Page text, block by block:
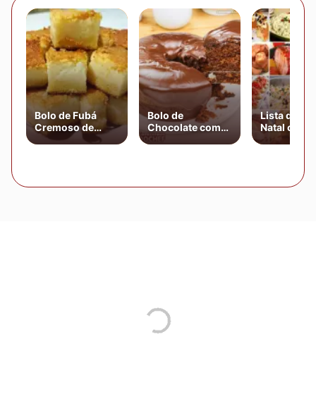
Bolo de Fubá
Cremoso de
Liquidificador
Bolo de
Chocolate com
Cobertura de
Lista de
Natal com
Receitas